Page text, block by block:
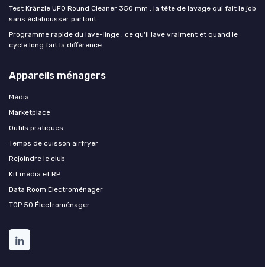
Test Kränzle UFO Round Cleaner 350 mm : la tête de lavage qui fait le job
sans éclabousser partout
Programme rapide du lave-linge : ce qu'il lave vraiment et quand le
cycle long fait la différence
Appareils ménagers
Média
Marketplace
Outils pratiques
Temps de cuisson airfryer
Rejoindre le club
Kit média et RP
Data Room Électroménager
TOP 50 Électroménager